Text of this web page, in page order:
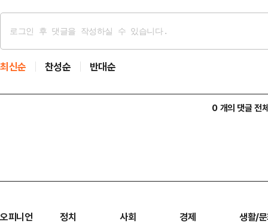
최신순 찬성순 반대순
0 개의 댓글 전
오피니언 정치 사회 경제 생활/